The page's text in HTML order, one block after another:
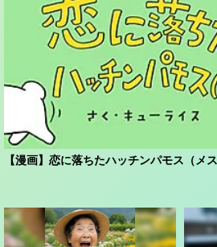
【漫画】恋に落ちたハッチンパモス（メス